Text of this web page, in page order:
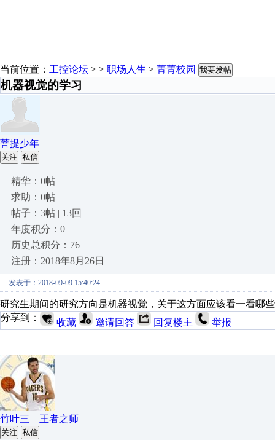
当前位置： 工控论坛 > > 职场人生 > 菁菁校园 我要发帖
机器视觉的学习
菩提少年
关注 私信
精华：0帖
求助：0帖
帖子：3帖 | 13回
年度积分：0
历史总积分：76
注册：2018年8月26日
发表于：2018-09-09 15:40:24
研究生期间的研究方向是机器视觉，关于这方面应该看一看哪
分享到：
收藏 邀请回答 回复楼主 举报
竹叶三—王者之师
关注 私信